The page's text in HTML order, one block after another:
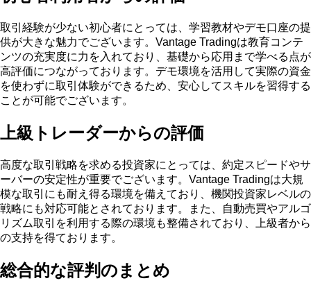
取引経験が少ない初心者にとっては、学習教材やデモ口座の提
供が大きな魅力でございます。Vantage Tradingは教育コンテ
ンツの充実度に力を入れており、基礎から応用まで学べる点が
高評価につながっております。デモ環境を活用して実際の資金
を使わずに取引体験ができるため、安心してスキルを習得する
ことが可能でございます。
上級トレーダーからの評価
高度な取引戦略を求める投資家にとっては、約定スピードやサ
ーバーの安定性が重要でございます。Vantage Tradingは大規
模な取引にも耐え得る環境を備えており、機関投資家レベルの
戦略にも対応可能とされております。また、自動売買やアルゴ
リズム取引を利用する際の環境も整備されており、上級者から
の支持を得ております。
総合的な評判のまとめ